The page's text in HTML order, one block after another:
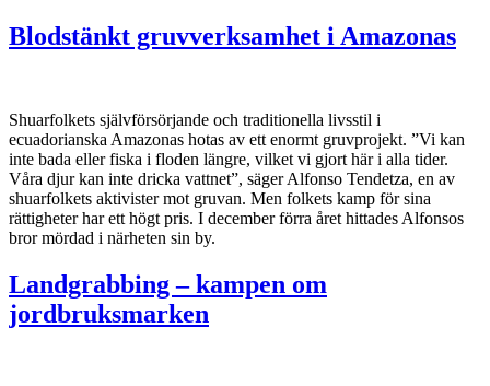
Blodstänkt gruvverksamhet i Amazonas
Shuarfolkets självförsörjande och traditionella livsstil i
ecuadorianska Amazonas hotas av ett enormt gruvprojekt. ”Vi kan
inte bada eller fiska i floden längre, vilket vi gjort här i alla tider.
Våra djur kan inte dricka vattnet”, säger Alfonso Tendetza, en av
shuarfolkets aktivister mot gruvan. Men folkets kamp för sina
rättigheter har ett högt pris. I december förra året hittades Alfonsos
bror mördad i närheten sin by.
Landgrabbing – kampen om
jordbruksmarken